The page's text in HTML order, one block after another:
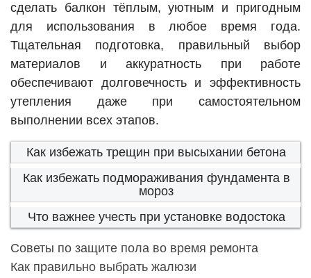
сделать балкон тёплым, уютным и пригодным
для использования в любое время года.
Тщательная подготовка, правильный выбор
материалов и аккуратность при работе
обеспечивают долговечность и эффективность
утепления даже при самостоятельном
выполнении всех этапов.
Как избежать трещин при высыхании бетона
Как избежать подмораживания фундамента в
мороз
Что важнее учесть при установке водостока
Советы по защите пола во время ремонта
Как правильно выбрать жалюзи